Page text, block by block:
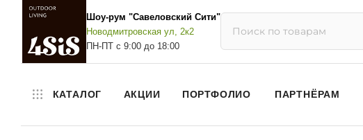
Шоу-рум "Савеловский Сити"
Новодмитровская ул, 2к2
ПН-ПТ с 9:00 до 18:00
КАТАЛОГ АКЦИИ ПОРТФОЛИО ПАРТНЁРАМ